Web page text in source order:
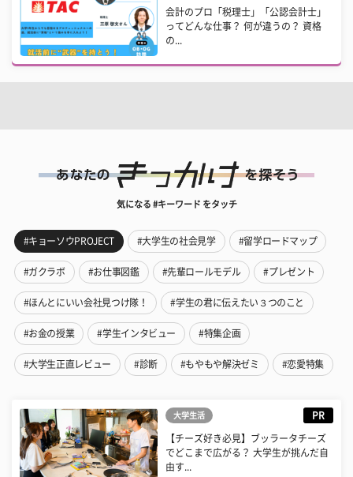
会計のプロ「税理士」「公認会計士」
ってどんな仕事？ 何が違うの？ 資格
の...
気になる #キーワード をタッチ
#キョーソウPROJECT #大学生の社会見学 #留学ロードマップ
#ガクラボ #お仕事図鑑 #先輩ロールモデル #プレゼント
#ほんとにいい会社見つけ隊！ #学生の君に伝えたい３つのこと
#お金の授業 #学生インタビュー #特集企画
#大学生正直レビュー #診断 #もやもや解決ゼミ #恋愛特集
大学生活 PR
【チーズ好き必見】ブッラータチーズ
でどこまで広がる？ 大学生が挑んだ自
由す...